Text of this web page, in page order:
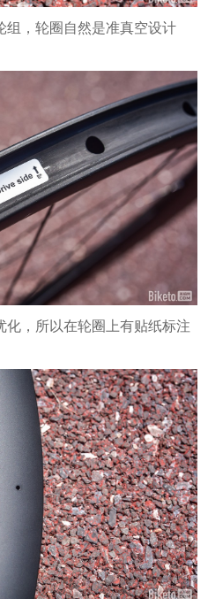
组，轮圈自然是准真空设计
化，所以在轮圈上有贴纸标注